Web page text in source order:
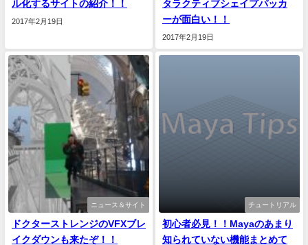
ル化するサイトの紹介！！
2017年2月19日
タラクティブシェイプパッカ
ーが面白い！！
2017年2月19日
ニュース＆サイト
ドクターストレンジのVFXブレ
イクダウンも来たぞ！！
チュートリアル
初心者必見！！Mayaのあまり
知られていない機能まとめて